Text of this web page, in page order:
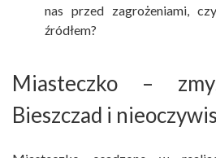
nas przed zagrożeniami,
źródłem?
Miasteczko –
Bieszczad i